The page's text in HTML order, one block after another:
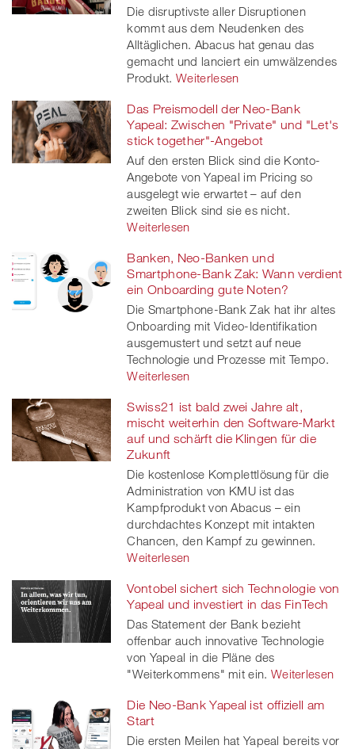
Die disruptivste aller Disruptionen
kommt aus dem Neudenken des
Alltäglichen. Abacus hat genau das
gemacht und lanciert ein umwälzendes
Produkt. Weiterlesen
Das Preismodell der Neo-Bank
Yapeal: Zwischen "Private" und "Let's
stick together"-Angebot
Auf den ersten Blick sind die Konto-
Angebote von Yapeal im Pricing so
ausgelegt wie erwartet – auf den
zweiten Blick sind sie es nicht.
Weiterlesen
Banken, Neo-Banken und
Smartphone-Bank Zak: Wann verdient
ein Onboarding gute Noten?
Die Smartphone-Bank Zak hat ihr altes
Onboarding mit Video-Identifikation
ausgemustert und setzt auf neue
Technologie und Prozesse mit Tempo.
Weiterlesen
Swiss21 ist bald zwei Jahre alt,
mischt weiterhin den Software-Markt
auf und schärft die Klingen für die
Zukunft
Die kostenlose Komplettlösung für die
Administration von KMU ist das
Kampfprodukt von Abacus – ein
durchdachtes Konzept mit intakten
Chancen, den Kampf zu gewinnen.
Weiterlesen
Vontobel sichert sich Technologie von
Yapeal und investiert in das FinTech
Das Statement der Bank bezieht
offenbar auch innovative Technologie
von Yapeal in die Pläne des
"Weiterkommens" mit ein. Weiterlesen
Die Neo-Bank Yapeal ist offiziell am
Start
Die ersten Meilen hat Yapeal bereits vor